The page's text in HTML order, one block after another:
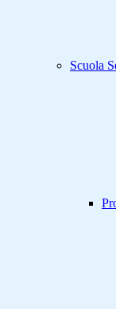
Scuola